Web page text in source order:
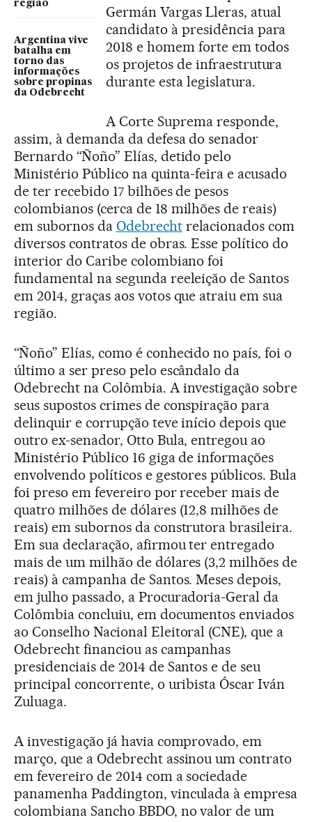
região
Argentina vive
batalha em
torno das
informações
sobre propinas
da Odebrecht
Germán Vargas Lleras, atual
candidato à presidência para
2018 e homem forte em todos
os projetos de infraestrutura
durante esta legislatura.
A Corte Suprema responde,
assim, à demanda da defesa do senador
Bernardo “Ñoño” Elías, detido pelo
Ministério Público na quinta-feira e acusado
de ter recebido 17 bilhões de pesos
colombianos (cerca de 18 milhões de reais)
em subornos da Odebrechtrelacionados com
diversos contratos de obras. Esse político do
interior do Caribe colombiano foi
fundamental na segunda reeleição de Santos
em 2014, graças aos votos que atraiu em sua
região.
“Ñoño” Elías, como é conhecido no país, foi o
último a ser preso pelo escândalo da
Odebrecht na Colômbia. A investigação sobre
seus supostos crimes de conspiração para
delinquir e corrupção teve início depois que
outro ex-senador, Otto Bula, entregou ao
Ministério Público 16 giga de informações
envolvendo políticos e gestores públicos. Bula
foi preso em fevereiro por receber mais de
quatro milhões de dólares (12,8 milhões de
reais) em subornos da construtora brasileira.
Em sua declaração, afirmou ter entregado
mais de um milhão de dólares (3,2 milhões de
reais) à campanha de Santos. Meses depois,
em julho passado, a Procuradoria-Geral da
Colômbia concluiu, em documentos enviados
ao Conselho Nacional Eleitoral (CNE), que a
Odebrecht financiou as campanhas
presidenciais de 2014 de Santos e de seu
principal concorrente, o uribista Óscar Iván
Zuluaga.
A investigação já havia comprovado, em
março, que a Odebrecht assinou um contrato
em fevereiro de 2014 com a sociedade
panamenha Paddington, vinculada à empresa
colombiana Sancho BBDO, no valor de um